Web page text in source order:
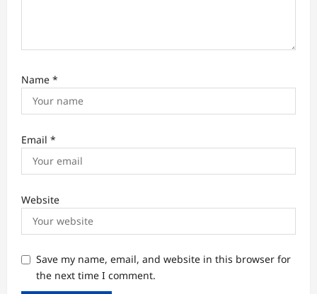
Name *
Email *
Website
Save my name, email, and website in this browser for
the next time I comment.